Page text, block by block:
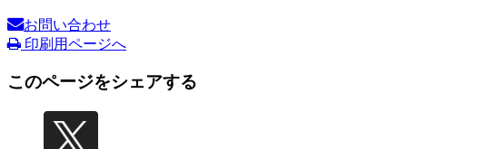
お問い合わせ
印刷用ページへ
このページをシェアする